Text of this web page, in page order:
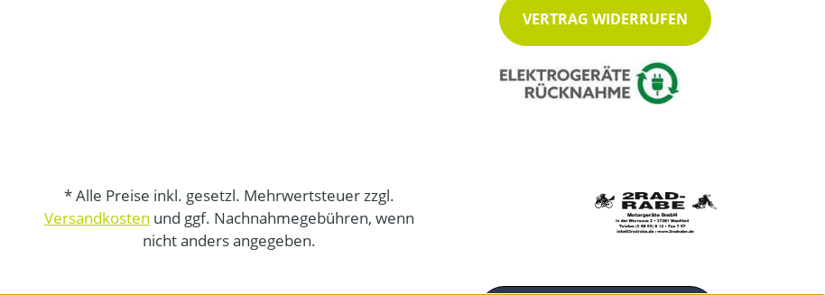
VERTRAG WIDERRUFEN
* Alle Preise inkl. gesetzl. Mehrwertsteuer zzgl.
Versandkosten und ggf. Nachnahmegebühren, wenn
nicht anders angegeben.